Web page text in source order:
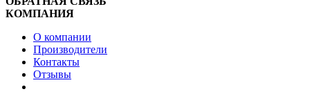
КОМПАНИЯ
О компании
Производители
Контакты
Отзывы